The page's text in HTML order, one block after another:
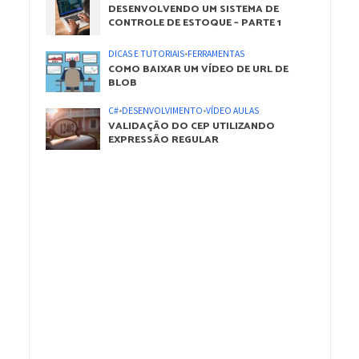
DESENVOLVENDO UM SISTEMA DE
CONTROLE DE ESTOQUE – PARTE 1
DICAS E TUTORIAIS•FERRAMENTAS
COMO BAIXAR UM VÍDEO DE URL DE
BLOB
C#•DESENVOLVIMENTO•VÍDEO AULAS
VALIDAÇÃO DO CEP UTILIZANDO
EXPRESSÃO REGULAR